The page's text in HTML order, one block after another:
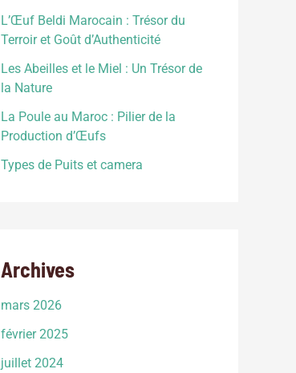
L’Œuf Beldi Marocain : Trésor du
Terroir et Goût d’Authenticité
Les Abeilles et le Miel : Un Trésor de
la Nature
La Poule au Maroc : Pilier de la
Production d’Œufs
Types de Puits et camera
Archives
mars 2026
février 2025
juillet 2024